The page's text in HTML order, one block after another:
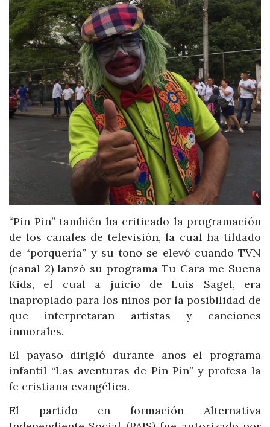
“Pin Pin” también ha criticado la programación
de los canales de televisión, la cual ha tildado
de “porquería” y su tono se elevó cuando TVN
(canal 2) lanzó su programa Tu Cara me Suena
Kids, el cual a juicio de Luis Sagel, era
inapropiado para los niños por la posibilidad de
que interpretaran artistas y canciones
inmorales.
El payaso dirigió durante años el programa
infantil “Las aventuras de Pin Pin” y profesa la
fe cristiana evangélica.
El partido en formación Alternativa